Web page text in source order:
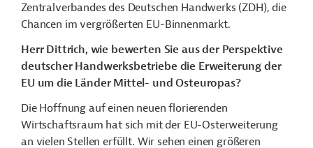
Zentralverbandes des Deutschen Handwerks (ZDH), die
Chancen im vergrößerten EU-Binnenmarkt.
Herr Dittrich, wie bewerten Sie aus der Perspektive
deutscher Handwerksbetriebe die Erweiterung der
EU um die Länder Mittel- und Osteuropas?
Die Hoffnung auf einen neuen florierenden
Wirtschaftsraum hat sich mit der EU-Osterweiterung
an vielen Stellen erfüllt. Wir sehen einen größeren